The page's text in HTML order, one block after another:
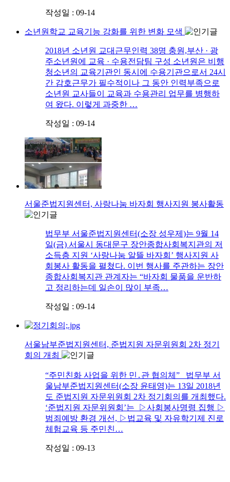
작성일 : 09-14
소년원학교 교육기능 강화를 위한 변화 모색
2018년 소년원 교대근무인력 38명 충원,부산 · 광
주소년원에 교육 · 수용전담팀 구성 소년원은 비행
청소년의 교육기관인 동시에 수용기관으로서 24시
간 감호근무가 필수적이나 그 동안 인력부족으로
소년원 교사들이 교육과 수용관리 업무를 병행하
여 왔다. 이렇게 과중한 …
작성일 : 09-14
서울준법지원센터, 사랑나눔 바자회 행사지원 봉사활동
법무부 서울준법지원센터(소장 성우제)는 9월 14
일(금) 서울시 동대문구 장안종합사회복지관의 저
소득층 지원 ‘사랑나눔 알뜰 바자회’ 행사지원 사
회봉사 활동을 펼쳤다. 이번 행사를 주관하는 장안
종합사회복지관 관계자는 “바자회 물품을 운반하
고 정리하는데 일손이 많이 부족…
작성일 : 09-14
서울남부준법지원센터, 준법지원 자문위원회 2차 정기
회의 개최
“주민친화 사업을 위한 민․관 협의체” 법무부 서
울남부준법지원센터(소장 윤태영)는 13일 2018년
도 준법지원 자문위원회 2차 정기회의를 개최했다.
‘준법지원 자문위원회’는 ▷사회봉사명령 집행 ▷
범죄예방 환경 개선, ▷법교육 및 자유학기제 진로
체험교육 등 주민친…
작성일 : 09-13